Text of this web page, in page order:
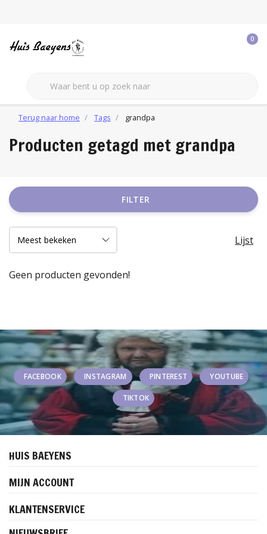
0
Terug naar home Tags grandpa
Producten getagd met grandpa
FILTER
Lijst
Geen producten gevonden!
FACEBOOK INSTAGRAM PINTEREST YOUTUBE
TIKTOK
HUIS BAEYENS
MIJN ACCOUNT
KLANTENSERVICE